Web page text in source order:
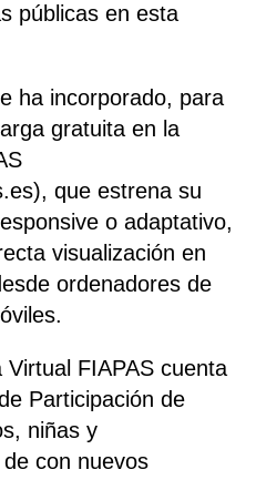
públicas en esta
ha incorporado, para
gratuita en la
que estrena su
o adaptativo,
visualización en
ordenadores de
FIAPAS cuenta
Participación de
niñas y
con nuevos